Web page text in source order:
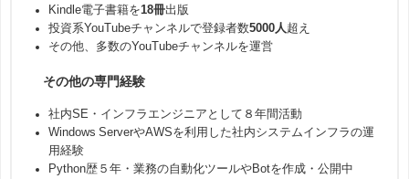
Kindle電子書籍を18冊出版
投資系YouTubeチャンネルで登録者数5000人 超え
その他、多数のYouTubeチャンネルを運営
その他の専門経験
社内SE・インフラエンジニアとして８年間活動
Windows ServerやAWSを利用した社内システムインフラの運
用経験
Python歴５年・業務の自動化ツールやBotを作成・公開中